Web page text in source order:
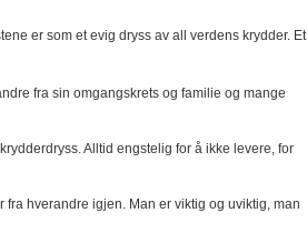
er som et evig dryss av all verdens krydder. Et
fra sin omgangskrets og familie og mange
Alltid engstelig for å ikke levere, for
hverandre igjen. Man er viktig og uviktig, man